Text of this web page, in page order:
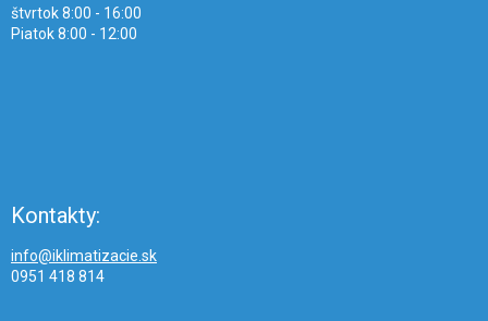
štvrtok 8:00 - 16:00
Piatok 8:00 - 12:00
Kontakty:
info@iklimatizacie.sk
0951 418 814